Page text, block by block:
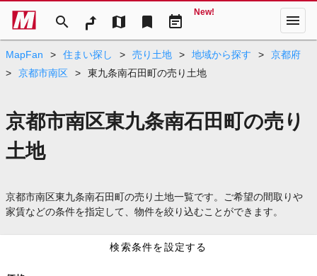
search map bookmark event_note
New! menu
MapFan > 住まい探し > 売り土地 > 地域から探す >
京都府
>
京都市南区 > 東九条南石田町の売り土地
京都市南区東九条南石田町の売り
土地
京都市南区東九条南石田町の売り土地一覧です。ご希望の間取りや
家賃などの条件を指定して、物件を絞り込むことができます。
検索条件を設定する